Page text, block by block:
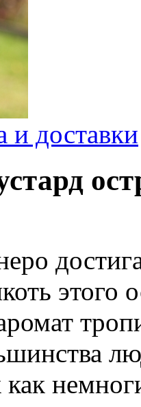
и доставки
этого
как